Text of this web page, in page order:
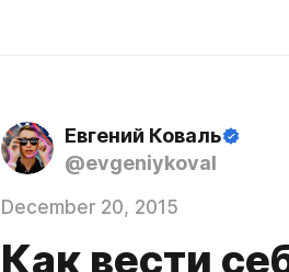
Евгений Коваль
@evgeniykoval
December 20, 2015
Как вести